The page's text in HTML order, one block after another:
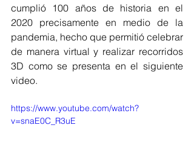
cumplió 100 años de historia en el
2020 precisamente en medio de la
pandemia, hecho que permitió celebrar
de manera virtual y realizar recorridos
3D como se presenta en el siguiente
video.
https://www.youtube.com/watch?
v=snaE0C_R3uE